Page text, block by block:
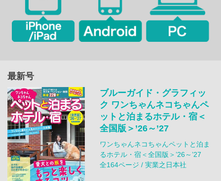
最新号
ブルーガイド・グラフィッ
ク ワンちゃんネコちゃんペ
ットと泊まるホテル・宿＜
全国版＞’26～’27
ワンちゃんネコちゃんペットと泊ま
るホテル・宿＜全国版＞’26～’27
全164ページ / 実業之日本社